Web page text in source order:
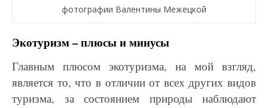
фотографии Валентины Межецкой
Экотуризм – плюсы и минусы
Главным плюсом экотуризма, на мой взгляд,
является то, что в отличии от всех других видов
туризма, за состоянием природы наблюдают